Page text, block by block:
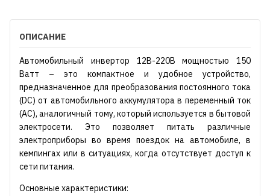
ОПИСАНИЕ
Автомобильный инвертор 12В-220В мощностью 150
Ватт – это компактное и удобное устройство,
предназначенное для преобразования постоянного тока
(DC) от автомобильного аккумулятора в переменный ток
(AC), аналогичный тому, который используется в бытовой
электросети. Это позволяет питать различные
электроприборы во время поездок на автомобиле, в
кемпингах или в ситуациях, когда отсутствует доступ к
сети питания.
Основные характеристики: